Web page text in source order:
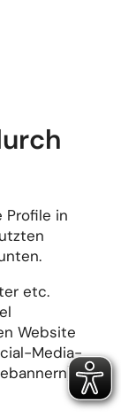
Profile in
etc.
Website
Media-